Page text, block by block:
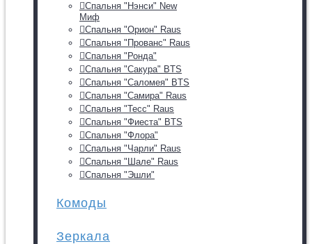
Спальня "Нэнси" New
Миф
Спальня "Орион" Raus
Спальня "Прованс" Raus
Спальня "Ронда"
Спальня "Сакура" BTS
Спальня "Саломея" BTS
Спальня "Самира" Raus
Спальня "Тесс" Raus
Спальня "Фиеста" BTS
Спальня "Флора"
Спальня "Чарли" Raus
Спальня "Шале" Raus
Спальня "Эшли"
Комоды
Зеркала